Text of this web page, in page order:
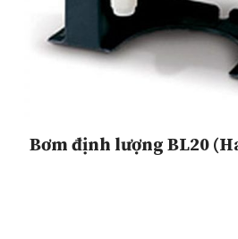
Bơm định lượng BL20